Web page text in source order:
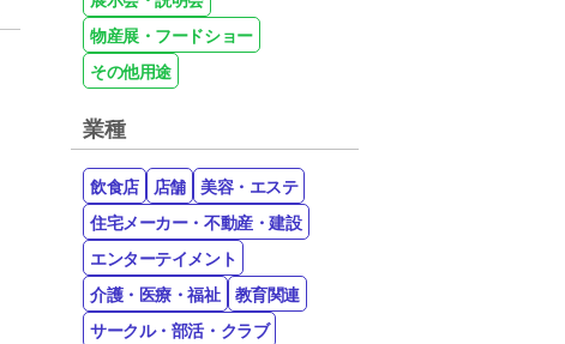
物産展・フードショー
その他用途
業種
飲食店 店舗
美容・エステ
住宅メーカー・不動産・建設
エンターテイメント
介護・医療・福祉
教育関連
サークル・部活・クラブ